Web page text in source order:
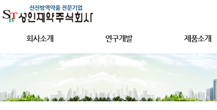
회사소개 연구개발 제품소개